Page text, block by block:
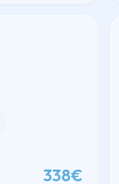
338€